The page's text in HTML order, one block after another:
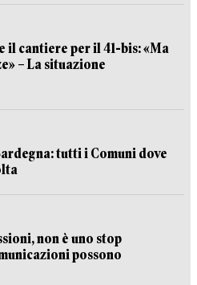
il cantiere per il 41-bis: «Ma
– La situazione
tutti i Comuni dove
non è uno stop
possono